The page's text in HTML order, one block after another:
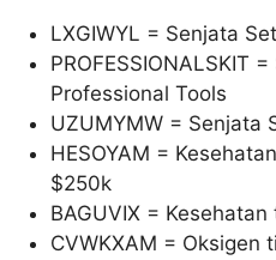
LXGIWYL = Senjata
PROFESSIONALSKIT
Professional Tools
UZUMYMW = Senjata
HESOYAM =
$250k
BAGUVIX =
CVWKXAM = Oksigen